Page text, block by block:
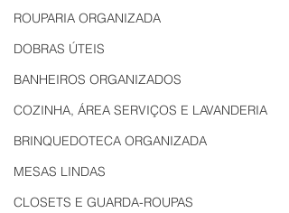
ROUPARIA ORGANIZADA
DOBRAS ÚTEIS
BANHEIROS ORGANIZADOS
COZINHA, ÁREA SERVIÇOS E LAVANDERIA
BRINQUEDOTECA ORGANIZADA
MESAS LINDAS
CLOSETS E GUARDA-ROUPAS